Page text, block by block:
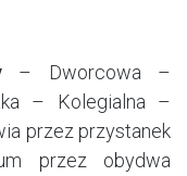
– Dworcowa –
– Kolegialna –
przez przystanek
przez obydwa